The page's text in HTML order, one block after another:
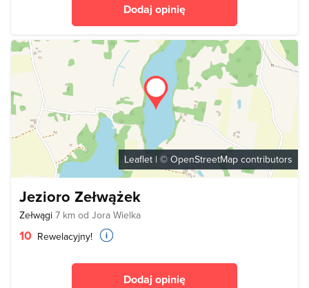
Dodaj opinię
Leaflet | © OpenStreetMap contributors
Jezioro Zełwążek
Zełwągi 7 km od Jora Wielka
10 Rewelacyjny!
Dodaj opinię